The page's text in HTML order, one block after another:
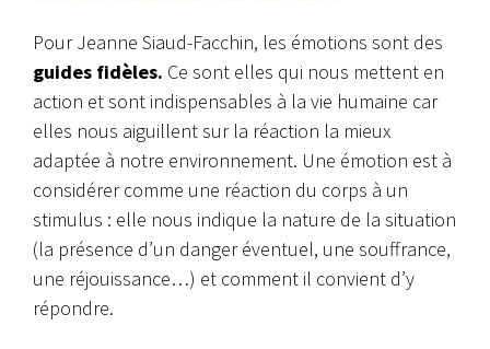
Pour Jeanne Siaud-Facchin, les émotions sont des
guides fidèles. Ce sont elles qui nous mettent en
action et sont indispensables à la vie humaine car
elles nous aiguillent sur la réaction la mieux
adaptée à notre environnement. Une émotion est à
considérer comme une réaction du corps à un
stimulus : elle nous indique la nature de la situation
(la présence d’un danger éventuel, une souffrance,
une réjouissance…) et comment il convient d’y
répondre.